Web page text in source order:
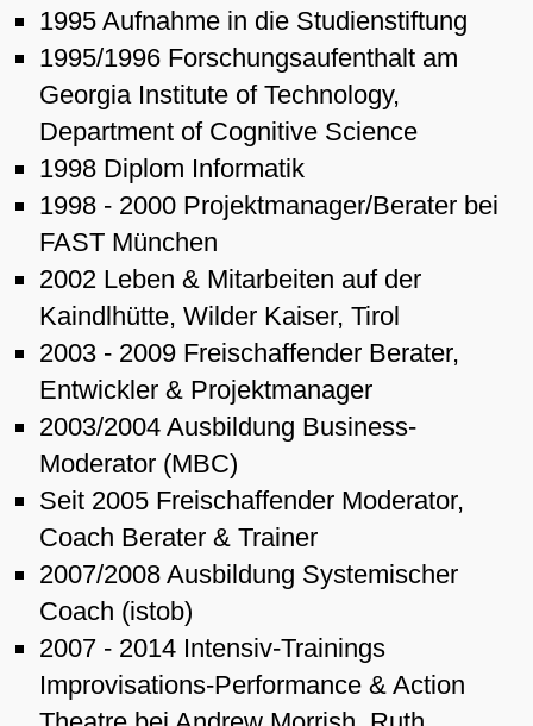
1995 Aufnahme in die Studienstiftung
1995/1996 Forschungsaufenthalt am
Georgia Institute of Technology,
Department of Cognitive Science
1998 Diplom Informatik
1998 - 2000 Projektmanager/Berater bei
FAST München
2002 Leben & Mitarbeiten auf der
Kaindlhütte, Wilder Kaiser, Tirol
2003 - 2009 Freischaffender Berater,
Entwickler & Projektmanager
2003/2004 Ausbildung Business-
Moderator (MBC)
Seit 2005 Freischaffender Moderator,
Coach Berater & Trainer
2007/2008 Ausbildung Systemischer
Coach (istob)
2007 - 2014 Intensiv-Trainings
Improvisations-Performance & Action